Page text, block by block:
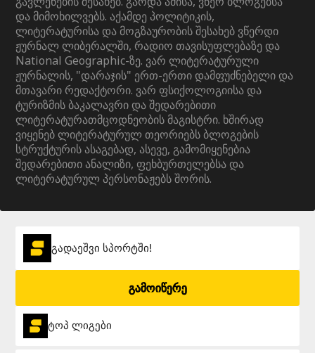
და მიმოხილვებს. აქამდე პოლიტიკის,
ლიტერატურისა და მოგზაურობის შესახებ ვწერდი
ჟურნალ ლიბერალში, რადიო თავისუფლებაზე და
National Geographic-ზე. ვარ ლიტერატურული
ჟურნალის, "დარაჯის" ერთ-ერთი დამფუძნებელი და
მთავარი რედაქტორი. ვარ ფსიქოლოგიისა და
ტურიზმის ბაკალავრი და შედარებითი
ლიტერატურათმცოდნეობის მაგისტრი. ხშირად
ვიყენებ ლიტერატურულ თეორიებს ბლოგების
სტრუქტურის ასაგებად, ასევე, გამომიყენებია
შედარებითი ანალიზი, ფეხბურთელებსა და
ლიტერატურულ პერსონაჟებს შორის.
გადაეშვი სპორტში!
გამოიწერე
ტოპ ლიგები